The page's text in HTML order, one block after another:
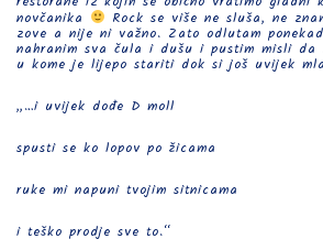
novčanika Rock se više ne sluša, ne
zove a nije ni važno. Zato odlutam
nahranim sva čula i dušu i pustim misli
u kome je lijepo stariti dok si još uvijek
„…i uvijek dođe D moll
spusti se ko lopov po žicama
ruke mi napuni tvojim sitnicama
i teško prodje sve to.“